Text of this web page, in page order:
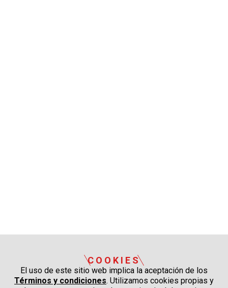
COOKIES
El uso de este sitio web implica la aceptación de los
Términos y condiciones. Utilizamos cookies propias y